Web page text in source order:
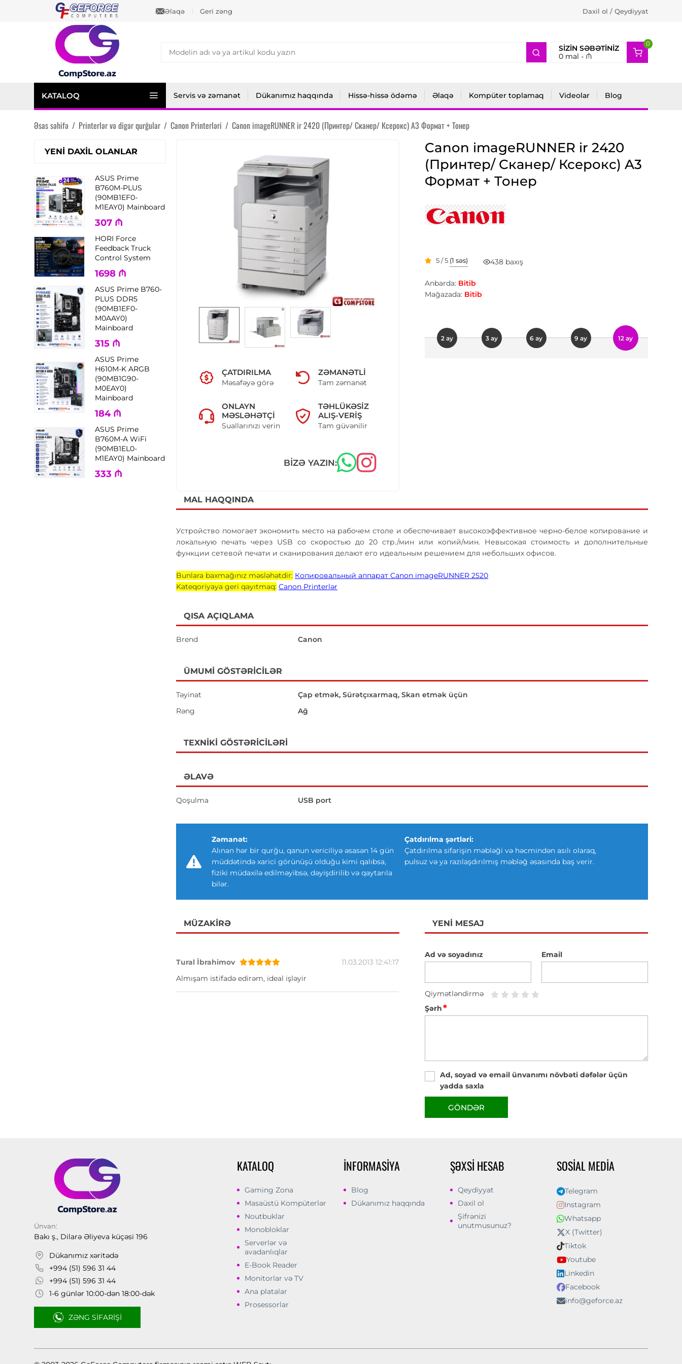
Əlaqə Geri zəng Daxil ol / Qeydiyyat
SIZIN SƏBƏTINIZ
0mal - ₼
0
2
KATALOQ Servis və zəmanət Dükanımız haqqında Hissə-hissə ödəmə Əlaqə Kompüter toplamaq Videolar Blog
Əsas səhifə / Printerlər və digər qurğular / Canon Printerləri / Canon imageRUNNER ir 2420 (Принтер/ Сканер/ Ксерокс) A3 Формат + Тонер
YENI DAXIL OLANLAR
ASUS Prime
B760M-PLUS
(90MB1EF0-
M1EAY0) Mainboard
307 ₼
HORI Force
Feedback Truck
Control System
1698 ₼
ASUS Prime B760-
PLUS DDR5
(90MB1EF0-
M0AAY0)
Mainboard
315 ₼
ASUS Prime
H610M-K ARGB
(90MB1G90-
M0EAY0)
Mainboard
184 ₼
ASUS Prime
B760M-A WiFi
(90MB1EL0-
M1EAY0) Mainboard
333 ₼
ÇATDIRILMA
Məsafəyə görə
ZƏMANƏTLI
Tam zəmanət
ONLAYN
MƏSLƏHƏTÇI
Suallarınızı verin
TƏHLÜKƏSIZ
ALIŞ-VERIŞ
Tam güvənilir
BIZƏ YAZIN:
Canon imageRUNNER ir 2420
(Принтер/ Сканер/ Ксерокс) A3
Формат + Тонер
5 / 5 (1 səs) 438 baxış
Anbarda: Bitib
Mağazada: Bitib
2 ay 3 ay 6 ay 9 ay 12 ay
MAL HAQQINDA
Устройство помогает экономить место на рабочем столе и обеспечивает высокоэффективное черно-белое копирование и
локальную печать через USB со скоростью до 20 стр./мин или копий/мин. Невысокая стоимость и дополнительные
функции сетевой печати и сканирования делают его идеальным решением для небольших офисов.
Bunlara baxmağınız məsləhətdir: Копировальный аппарат Canon imageRUNNER 2520
Kateqoriyaya geri qayıtmaq: Canon Printerlər
QISA AÇIQLAMA
Brend Canon
ÜMUMI GÖSTƏRICILƏR
Təyinat
Çap etmək, Sürətçıxarmaq, Skan etmək üçün
Rəng
Ağ
TEXNIKI GÖSTƏRICILƏRI
ƏLAVƏ
Qoşulma USB port
Zəmanət:
Alınan hər bir qurğu, qanun vericiliyə əsasən 14 gün
müddətində xarici görünüşü olduğu kimi qalıbsa,
fiziki müdaxilə edilməyibsə, dəyişdirilib və qaytarıla
bilər.
Çatdırılma şərtləri:
Çatdırılma sifarişin məbləği və həcmindən asılı olaraq,
pulsuz və ya razılaşdırılmış məbləğ əsasında baş verir.
MÜZAKIRƏ
Tural İbrahimov
11.03.2013 12:41:17
Almışam istifadə edirəm, ideal işləyir
YENI MESAJ
Ad və soyadınız Email
Qiymətləndirmə
Şərh*
Ad, soyad və email ünvanımı növbəti dəfələr üçün
yadda saxla
GÖNDƏR
Ünvan:
Bakı ş., Dilarə Əliyeva küçəsi 196
Dükanımız xəritədə
+994 (51) 596 31 44
+994 (51) 596 31 44
1-6 günlər 10:00-dən 18:00-dək
ZƏNG SIFARIŞI
KATALOQ
Gaming Zona
Masaüstü Kompüterlər
Noutbuklar
Monobloklar
Serverlər və
avadanlıqlar
E-Book Reader
Monitorlar və TV
Ana platalar
Prosessorlar
İNFORMASIYA
Blog
Dükanımız haqqında
ŞƏXSI HESAB
Qeydiyyat
Daxil ol
Şifrənizi
unutmusunuz?
SOSIAL MEDIA
Telegram
Instagram
Whatsapp
X (Twitter)
Tiktok
Youtube
Linkedin
Facebook
info@geforce.az